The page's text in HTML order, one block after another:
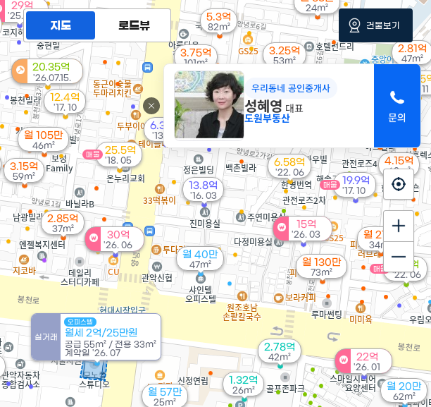
월 40만
47m²
20.35억
'26.07.15.
실거래
오피스텔
월세 2억/25만원
공급 55m² / 전용 33m²
계약일 '26. 07
3.2억
'22. 06
매물
25.5억
'18. 05
매물
2.78억
42m²
월 57만
25m²
4.15억
68m²
30억
'26. 06
19.9억
'17. 10
매물
월 25만
24m²
월 130만
73m²
2.85억
37m²
월 27만
34m²
15억
'26. 03
월 20만
62m²
22억
'26. 01
월 105만
46m²
1.32억
26m²
29억
'25. 06
3.15억
59m²
5.3억
82m²
2.81억
47m²
6.58억
'22. 06
3.1억
73m²
3.75억
101m²
3.25억
53m²
17.45
'17. 11
12.4억
'17. 10
13.8억
'16. 03
6.33억
'13. 04
31.53억
'13. 04
우리동네 공인중개사
성혜영 대표
도원부동산
지도 로드뷰 건물보기